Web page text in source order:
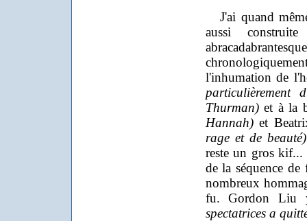
J'ai quand
aussi
l'inhumation de
Thurman)et à la
Hannah)et
rage et de beauté)
reste un gros kif...
de la séquence
nombreux
fu. Gordon Liu
spectatrices a